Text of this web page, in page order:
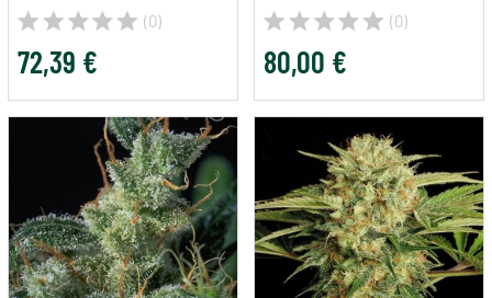
(0)
72,39 €
(0)
80,00 €